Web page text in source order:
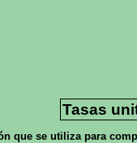
Tasas
que se utiliza para